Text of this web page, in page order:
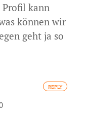
Profil kann
können wir
geht ja so
REPLY